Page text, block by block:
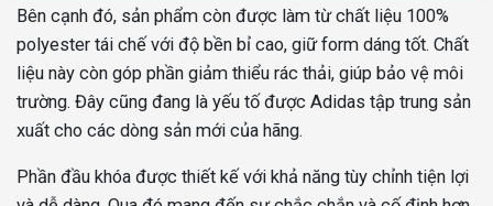
Bên cạnh đó, sản phẩm còn được làm từ chất liệu 100%
polyester tái chế với độ bền bỉ cao, giữ form dáng tốt. Chất
liệu này còn góp phần giảm thiểu rác thải, giúp bảo vệ môi
trường. Đây cũng đang là yếu tố được Adidas tập trung sản
xuất cho các dòng sản mới của hãng.
Phần đầu khóa được thiết kế với khả năng tùy chỉnh tiện lợi